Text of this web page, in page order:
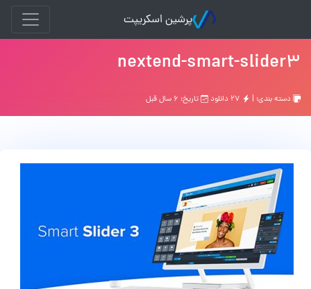
پرشین اسکریپت
nextend-smart-slider3
دسته بندی: | تاریخ: ۶ سال قبل